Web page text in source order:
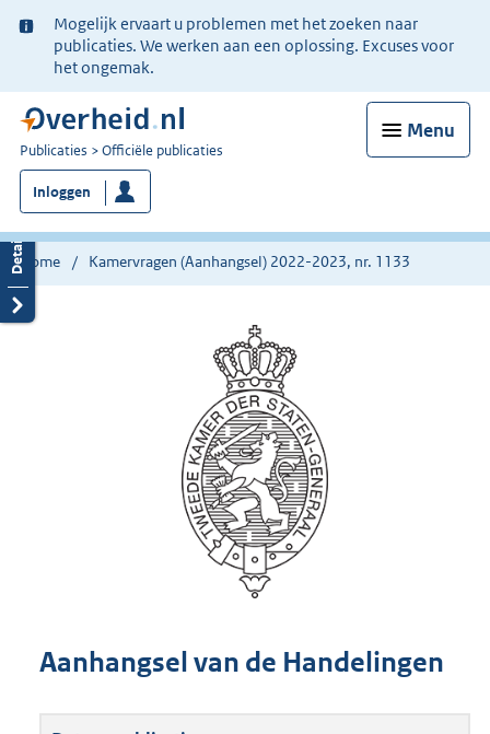
Ter
informatie:
Mogelijk ervaart u problemen met het zoeken naar
publicaties. We werken aan een oplossing. Excuses voor
het ongemak.
Menu
U
bent
nu
hier:
Publicaties Officiële publicaties
Inloggen
Home Kamervragen (Aanhangsel) 2022-2023, nr. 1133
Aanhangsel van de Handelingen